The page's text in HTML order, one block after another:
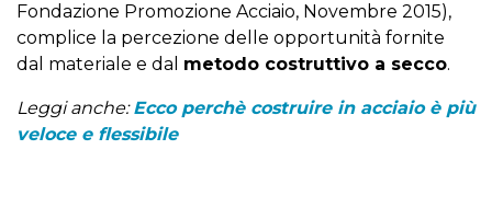
Fondazione Promozione Acciaio, Novembre 2015),
complice la percezione delle opportunità fornite
dal materiale e dal metodo costruttivo a secco.
Leggi anche:Ecco perchè costruire in acciaio è più
veloce e flessibile